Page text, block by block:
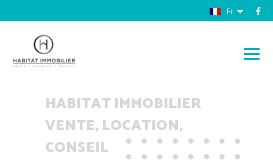
Fr
HABITAT IMMOBILIER
VENTE, LOCATION,
CONSEIL